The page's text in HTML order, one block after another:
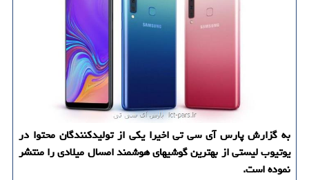
به گزارش پارس آی سی تی اخیرا یكی از تولیدكنندگان محتوا در
یوتیوب لیستی از بهترین گوشیهای هوشمند امسال میلادی را منتشر
نموده است.